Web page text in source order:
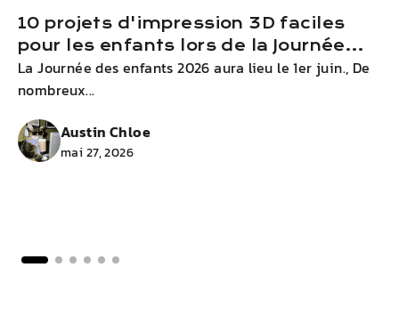
10 projets d'impression 3D faciles
pour les enfants lors de la Journée
des enfants 2026
La Journée des enfants 2026 aura lieu le 1er juin., De
nombreux...
Austin Chloe
mai 27, 2026